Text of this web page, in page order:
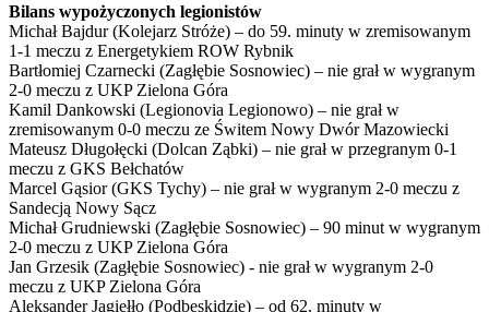
Bilans wypożyczonych legionistów
Michał Bajdur (Kolejarz Stróże) – do 59. minuty w zremisowanym
1-1 meczu z Energetykiem ROW Rybnik
Bartłomiej Czarnecki (Zagłębie Sosnowiec) – nie grał w wygranym
2-0 meczu z UKP Zielona Góra
Kamil Dankowski (Legionovia Legionowo) – nie grał w
zremisowanym 0-0 meczu ze Świtem Nowy Dwór Mazowiecki
Mateusz Długołęcki (Dolcan Ząbki) – nie grał w przegranym 0-1
meczu z GKS Bełchatów
Marcel Gąsior (GKS Tychy) – nie grał w wygranym 2-0 meczu z
Sandecją Nowy Sącz
Michał Grudniewski (Zagłębie Sosnowiec) – 90 minut w wygranym
2-0 meczu z UKP Zielona Góra
Jan Grzesik (Zagłębie Sosnowiec) - nie grał w wygranym 2-0
meczu z UKP Zielona Góra
Aleksander Jagiełło (Podbeskidzie) – od 62. minuty w